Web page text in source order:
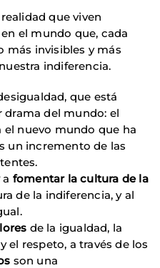
que viven
el mundo que, cada
más invisibles y más
indiferencia.
que está
del mundo: el
el nuevo mundo que ha
un incremento de las
a fomentar la cultura de la
de la indiferencia, y al
de la igualdad, la
el respeto, a través de los
son una